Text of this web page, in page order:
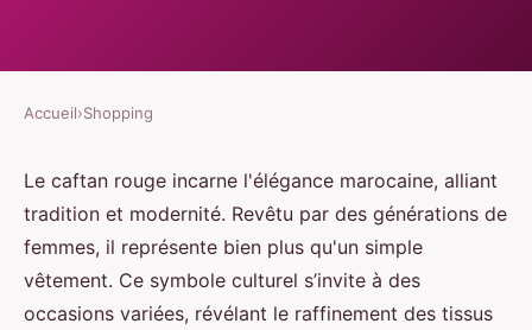
Accueil›Shopping
Le caftan rouge incarne l'élégance marocaine, alliant
tradition et modernité. Revêtu par des générations de
femmes, il représente bien plus qu'un simple
vêtement. Ce symbole culturel s’invite à des
occasions variées, révélant le raffinement des tissus